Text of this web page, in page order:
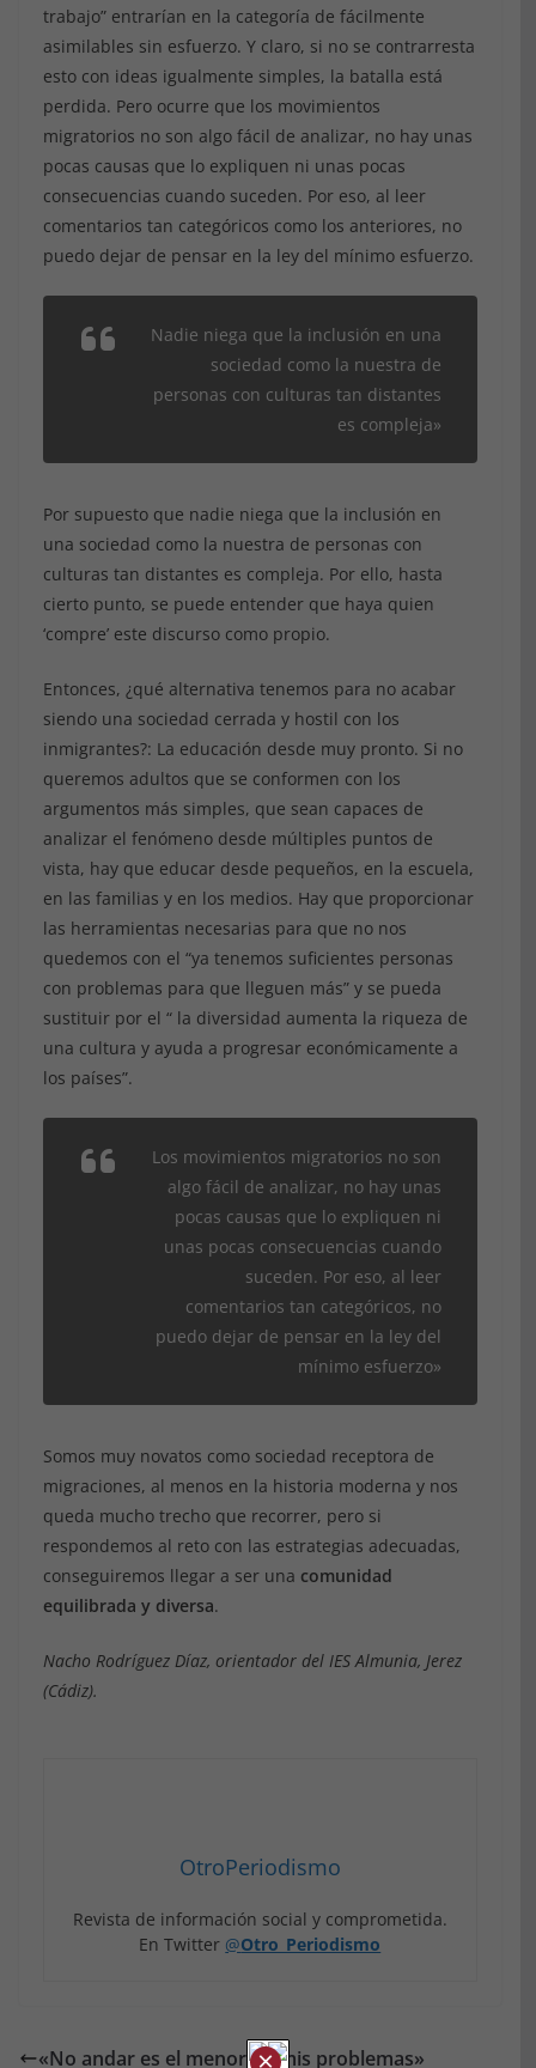
trabajo” entrarían en la categoría de fácilmente
asimilables sin esfuerzo. Y claro, si no se contrarresta
esto con ideas igualmente simples, la batalla está
perdida. Pero ocurre que los movimientos
migratorios no son algo fácil de analizar, no hay unas
pocas causas que lo expliquen ni unas pocas
consecuencias cuando suceden. Por eso, al leer
comentarios tan categóricos como los anteriores, no
puedo dejar de pensar en la ley del mínimo esfuerzo.
Nadie niega que la inclusión en una
sociedad como la nuestra de
personas con culturas tan distantes
es compleja»
Por supuesto que nadie niega que la inclusión en
una sociedad como la nuestra de personas con
culturas tan distantes es compleja. Por ello, hasta
cierto punto, se puede entender que haya quien
‘compre’ este discurso como propio.
Entonces, ¿qué alternativa tenemos para no acabar
siendo una sociedad cerrada y hostil con los
inmigrantes?: La educación desde muy pronto. Si no
queremos adultos que se conformen con los
argumentos más simples, que sean capaces de
analizar el fenómeno desde múltiples puntos de
vista, hay que educar desde pequeños, en la escuela,
en las familias y en los medios. Hay que proporcionar
las herramientas necesarias para que no nos
quedemos con el “ya tenemos suficientes personas
con problemas para que lleguen más” y se pueda
sustituir por el “ la diversidad aumenta la riqueza de
una cultura y ayuda a progresar económicamente a
los países”.
Los movimientos migratorios no son
algo fácil de analizar, no hay unas
pocas causas que lo expliquen ni
unas pocas consecuencias cuando
suceden. Por eso, al leer
comentarios tan categóricos, no
puedo dejar de pensar en la ley del
mínimo esfuerzo»
Somos muy novatos como sociedad receptora de
migraciones, al menos en la historia moderna y nos
queda mucho trecho que recorrer, pero si
respondemos al reto con las estrategias adecuadas,
conseguiremos llegar a ser una comunidad
equilibrada y diversa.
Nacho Rodríguez Díaz, orientador del IES Almunia, Jerez
(Cádiz).
OtroPeriodismo
Revista de información social y comprometida.
En Twitter @Otro_Periodismo
«No andar es el menor de mis problemas»
×